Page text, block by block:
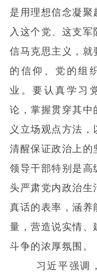
是用理想信念凝聚
入这个党、这支军
信马克思主义，就
的信仰、党的组
业。要认真学习
论，掌握贯穿其中
义立场观点方法，
清醒保证政治上的
领导干部特别是高
头严肃党内政治生
真话的表率，涵养
量，营造说实情、
斗争的浓厚氛围。
习近平强调